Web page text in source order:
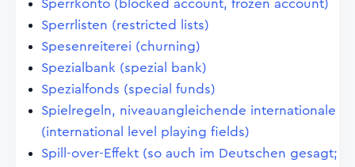
Sperrkonto (blocked account, frozen account)
Sperrlisten (restricted lists)
Spesenreiterei (churning)
Spezialbank (spezial bank)
Spezialfonds (special funds)
Spielregeln, niveauangleichende internationale
(international level playing fields)
Spill-over-Effekt (so auch im Deutschen gesagt;